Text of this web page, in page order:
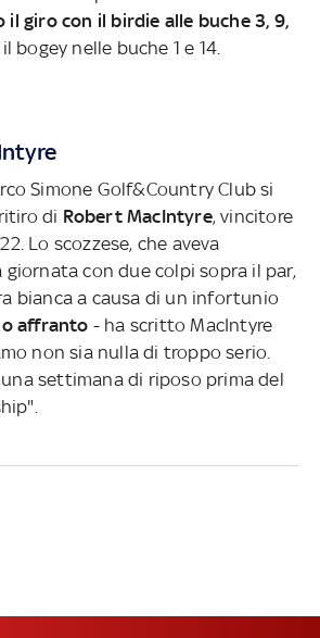
il giro con il birdie alle buche 3, 9,
bogey nelle buche 1 e 14.
Simone Golf&Country Club si
di Robert MacIntyre, vincitore
Lo scozzese, che aveva
giornata con due colpi sopra il par,
bianca a causa di un infortunio
affranto - ha scritto MacIntyre
non sia nulla di troppo serio.
settimana di riposo prima del